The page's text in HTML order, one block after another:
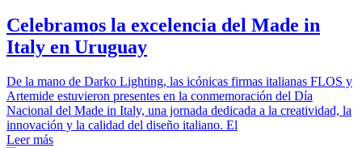
Celebramos la excelencia del Made in
Italy en Uruguay
De la mano de Darko Lighting, las icónicas firmas italianas FLOS y
Artemide estuvieron presentes en la conmemoración del Día
Nacional del Made in Italy, una jornada dedicada a la creatividad, la
innovación y la calidad del diseño italiano. El
Leer más